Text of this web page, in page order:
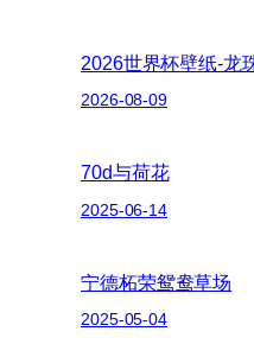
2026世界杯壁纸-龙
2026-08-09
70d与荷花
2025-06-14
宁德柘荣鸳鸯草场
2025-05-04